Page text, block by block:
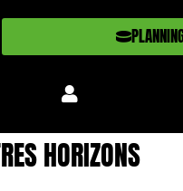
HORIZONS